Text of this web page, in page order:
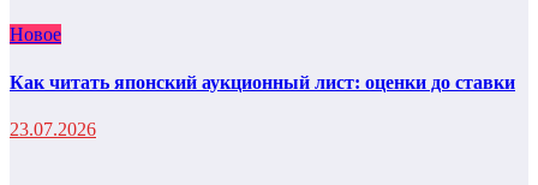
Новое
Как читать японский аукционный лист: оценки до ставки
23.07.2026